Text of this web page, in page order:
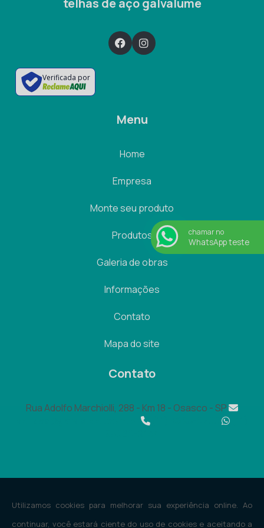
telhas de aço galvalume
Verificada por
Menu
Home
Empresa
Monte seu produto
Produtos
Galeria de obras
Informações
Contato
Mapa do site
Contato
Rua Adolfo Marchiolli, 288 - Km 18 - Osasco - SP
chamar no
WhatsApp teste